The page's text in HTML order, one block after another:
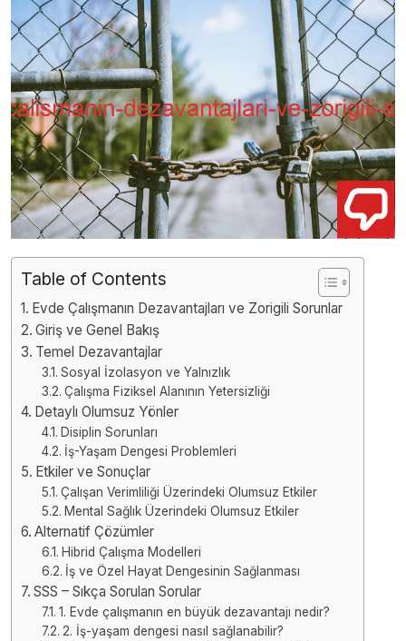
Table of Contents
Evde Çalışmanın Dezavantajları ve Zorigili Sorunlar
Giriş ve Genel Bakış
Temel Dezavantajlar
Sosyal İzolasyon ve Yalnızlık
Çalışma Fiziksel Alanının Yetersizliği
Detaylı Olumsuz Yönler
Disiplin Sorunları
İş-Yaşam Dengesi Problemleri
Etkiler ve Sonuçlar
Çalışan Verimliliği Üzerindeki Olumsuz Etkiler
Mental Sağlık Üzerindeki Olumsuz Etkiler
Alternatif Çözümler
Hibrid Çalışma Modelleri
İş ve Özel Hayat Dengesinin Sağlanması
SSS – Sıkça Sorulan Sorular
1. Evde çalışmanın en büyük dezavantajı nedir?
2. İş-yaşam dengesi nasıl sağlanabilir?